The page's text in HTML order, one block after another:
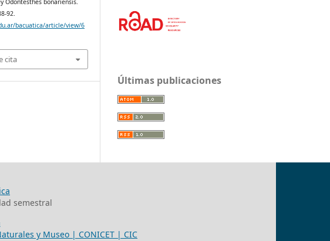
Odontesthes bonariensis.
92.
bacuatica/article/view/6
cita
Últimas publicaciones
semestral
y Museo | CONICET | CIC